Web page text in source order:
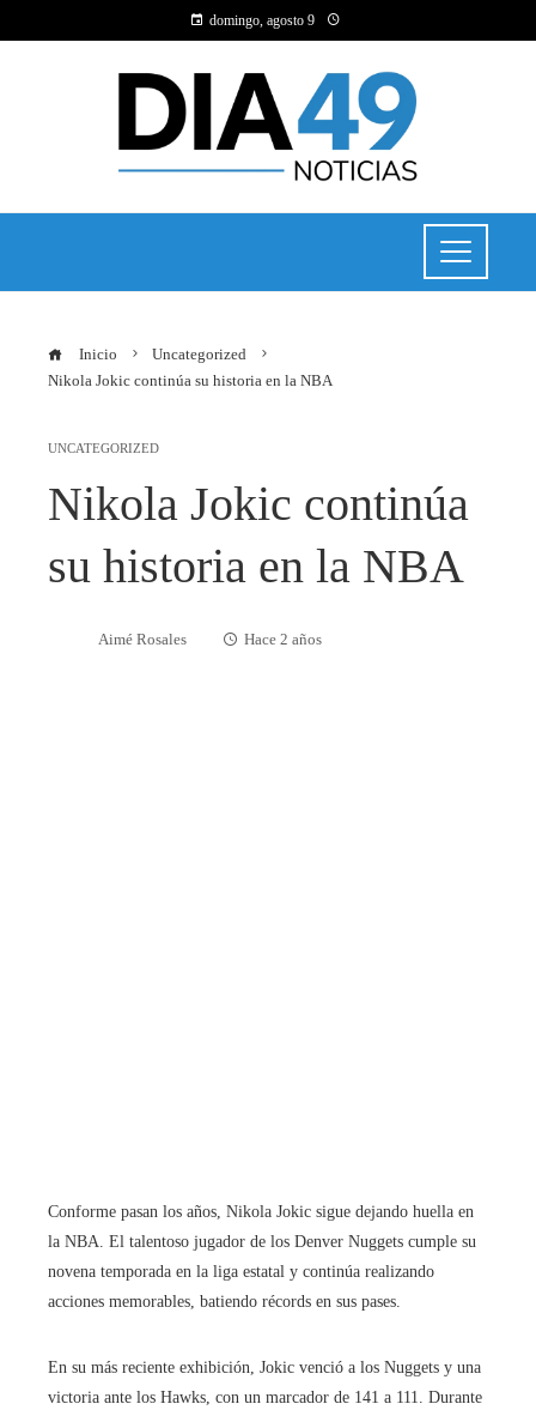
domingo, agosto 9
Inicio
Uncategorized
Nikola Jokic continúa su historia en la NBA
UNCATEGORIZED
Nikola Jokic continúa
su historia en la NBA
Aimé Rosales Hace 2 años
Conforme pasan los años, Nikola Jokic sigue dejando huella en
la NBA. El talentoso jugador de los Denver Nuggets cumple su
novena temporada en la liga estatal y continúa realizando
acciones memorables, batiendo récords en sus pases.
En su más reciente exhibición, Jokic venció a los Nuggets y una
victoria ante los Hawks, con un marcador de 141 a 111. Durante